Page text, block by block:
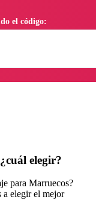
elegir?
para Marruecos?
a elegir el mejor